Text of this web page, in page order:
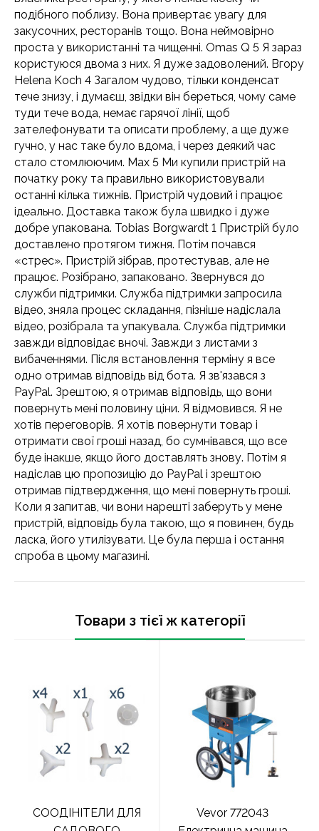
подібного поблизу. Вона привертає увагу для
закусочних, ресторанів тощо. Вона неймовірно
проста у використанні та чищенні. Omas Q 5 Я зараз
користуюся двома з них. Я дуже задоволений. Вгору
Helena Koch 4 Загалом чудово, тільки конденсат
тече знизу, і думаєш, звідки він береться, чому саме
туди тече вода, немає гарячої лінії, щоб
зателефонувати та описати проблему, а ще дуже
гучно, у нас таке було вдома, і через деякий час
стало стомлюючим. Max 5 Ми купили пристрій на
початку року та правильно використовували
останні кілька тижнів. Пристрій чудовий і працює
ідеально. Доставка також була швидко і дуже
добре упакована. Tobias Borgwardt 1 Пристрій було
доставлено протягом тижня. Потім почався
«стрес». Пристрій зібрав, протестував, але не
працює. Розібрано, запаковано. Звернувся до
служби підтримки. Служба підтримки запросила
відео, зняла процес складання, пізніше надіслала
відео, розібрала та упакувала. Служба підтримки
завжди відповідає вночі. Завжди з листами з
вибаченнями. Після встановлення терміну я все
одно отримав відповідь від бота. Я зв'язався з
PayPal. Зрештою, я отримав відповідь, що вони
повернуть мені половину ціни. Я відмовився. Я не
хотів переговорів. Я хотів повернути товар і
отримати свої гроші назад, бо сумнівався, що все
буде інакше, якщо його доставлять знову. Потім я
надіслав цю пропозицію до PayPal і зрештою
отримав підтвердження, що мені повернуть гроші.
Коли я запитав, чи вони нарешті заберуть у мене
пристрій, відповідь була такою, що я повинен, будь
ласка, його утилізувати. Це була перша і остання
спроба в цьому магазині.
Товари з тієї ж категорії
СООДІНІТЕЛИ ДЛЯ
Vevor 772043